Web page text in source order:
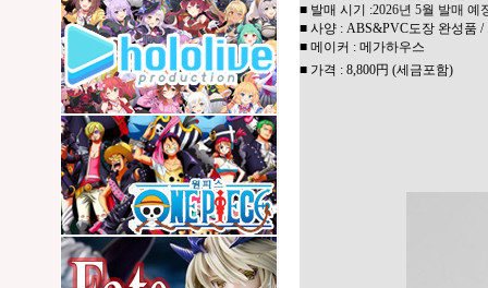
■ 발매 시기 :2026년 5월 발매 예
■ 사양 : ABS&PVC도장 완성품 /
■ 메이커 : 메가하우스
■ 가격 : 8,800円 (세금포함)